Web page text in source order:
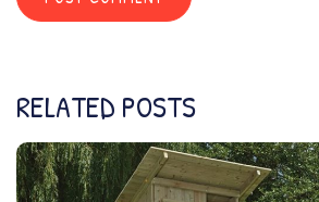
RELATED POSTS